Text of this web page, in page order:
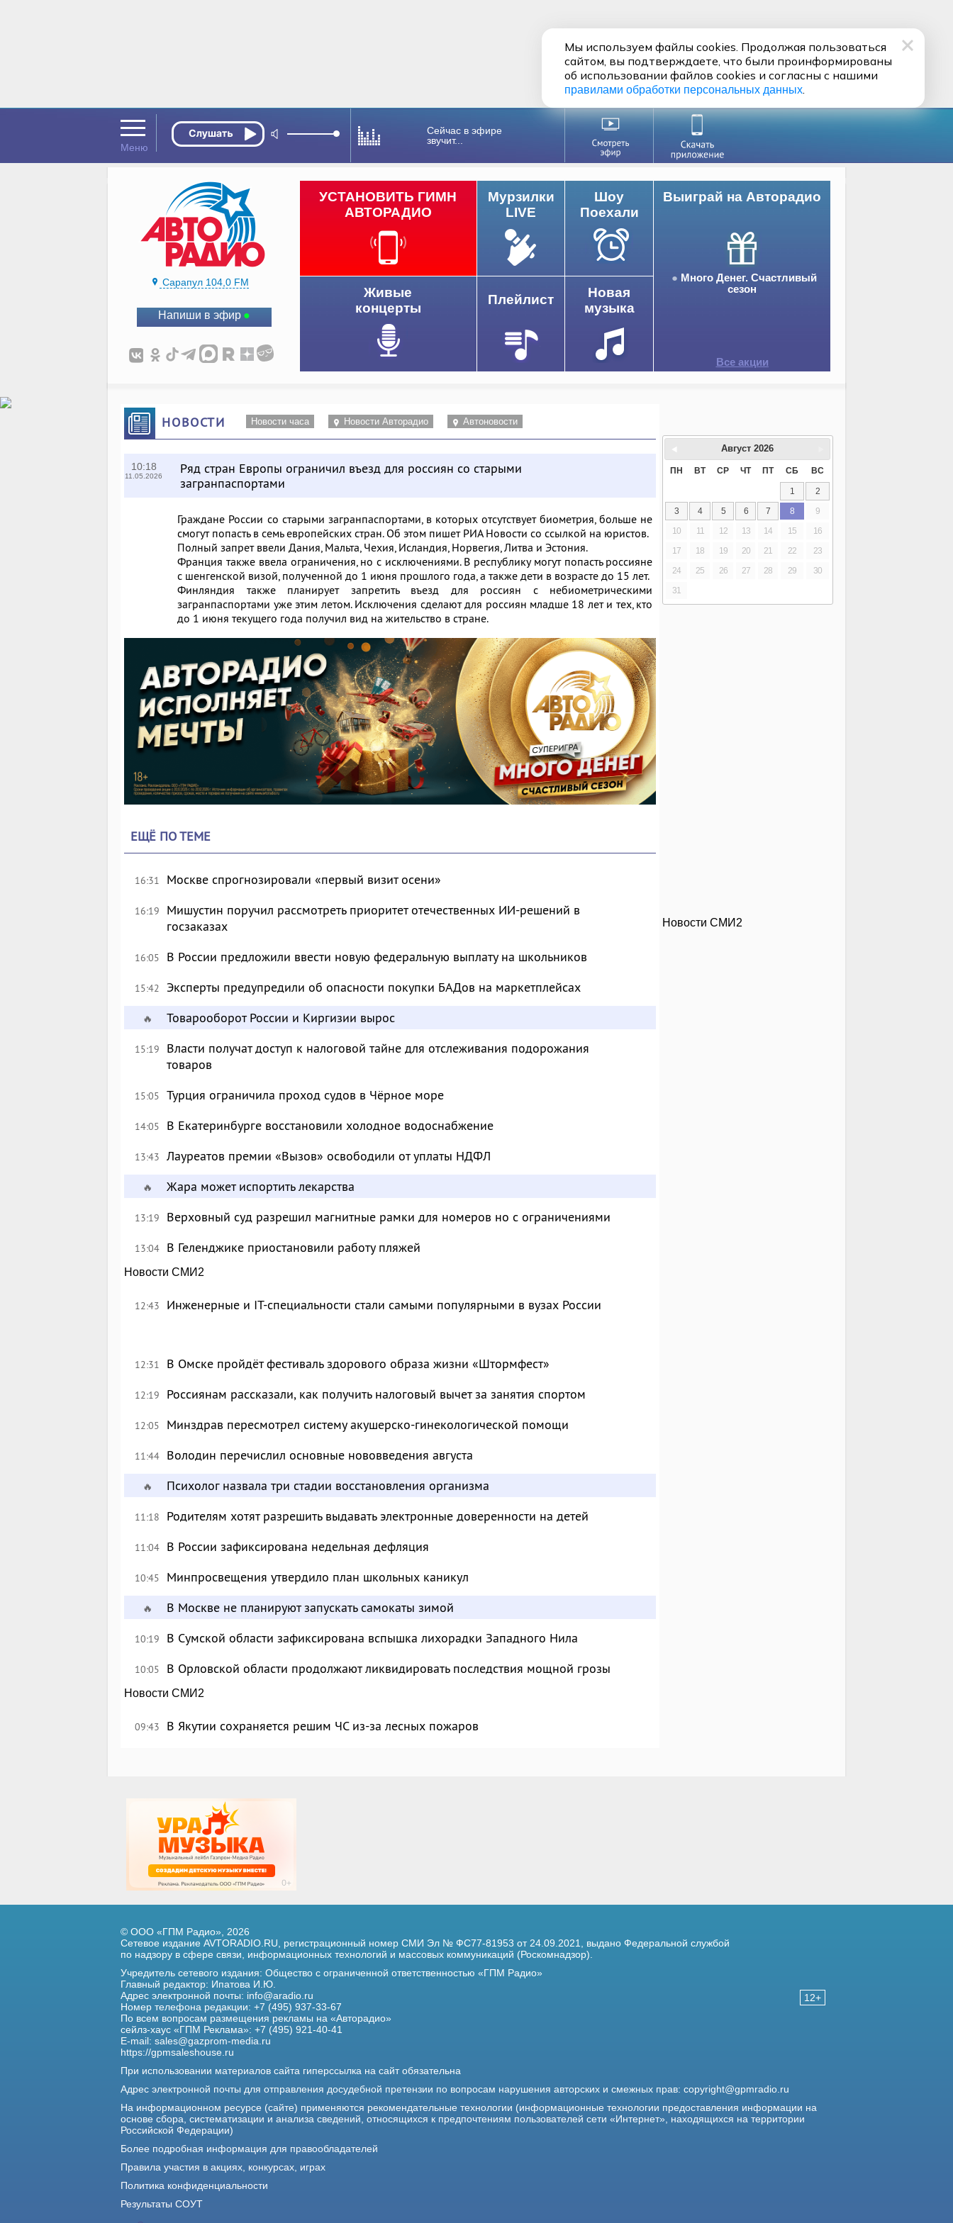
Сейчас в эфире
звучит...
Сарапул 104,0 FM
Напиши в эфир
Выиграй на Авторадио
Много Денег. Счастливый
сезон
Все акции
УСТАНОВИТЬ ГИМН
АВТОРАДИО
Мурзилки
LIVE
Шоу
Поехали
Живые
концерты
Плейлист
Новая
музыка
НОВОСТИ Новости часа Новости Авторадио Автоновости
10:18
11.05.2026
Ряд стран Европы ограничил въезд для россиян со старыми
загранпаспортами
Граждане России со старыми загранпаспортами, в которых отсутствует биометрия, больше не
смогут попасть в семь европейских стран. Об этом пишет РИА Новости со ссылкой на юристов.
Полный запрет ввели Дания, Мальта, Чехия, Исландия, Норвегия, Литва и Эстония.
Франция также ввела ограничения, но с исключениями. В республику могут попасть россияне
с шенгенской визой, полученной до 1 июня прошлого года, а также дети в возрасте до 15 лет.
Финляндия также планирует запретить въезд для россиян с небиометрическими
загранпаспортами уже этим летом. Исключения сделают для россиян младше 18 лет и тех, кто
до 1 июня текущего года получил вид на жительство в стране.
ЕЩЁ ПО ТЕМЕ
16:31 Москве спрогнозировали «первый визит осени»
16:19
Мишустин поручил рассмотреть приоритет отечественных ИИ-решений в
госзаказах
16:05 В России предложили ввести новую федеральную выплату на школьников
15:42 Эксперты предупредили об опасности покупки БАДов на маркетплейсах
🔥 Товарооборот России и Киргизии вырос
15:19
Власти получат доступ к налоговой тайне для отслеживания подорожания
товаров
15:05 Турция ограничила проход судов в Чёрное море
14:05 В Екатеринбурге восстановили холодное водоснабжение
13:43 Лауреатов премии «Вызов» освободили от уплаты НДФЛ
🔥 Жара может испортить лекарства
13:19 Верховный суд разрешил магнитные рамки для номеров но с ограничениями
13:04 В Геленджике приостановили работу пляжей
Новости СМИ2
12:43 Инженерные и IT-специальности стали самыми популярными в вузах России
12:31 В Омске пройдёт фестиваль здорового образа жизни «Штормфест»
12:19 Россиянам рассказали, как получить налоговый вычет за занятия спортом
12:05 Минздрав пересмотрел систему акушерско-гинекологической помощи
11:44 Володин перечислил основные нововведения августа
🔥 Психолог назвала три стадии восстановления организма
11:18 Родителям хотят разрешить выдавать электронные доверенности на детей
11:04 В России зафиксирована недельная дефляция
10:45 Минпросвещения утвердило план школьных каникул
🔥 В Москве не планируют запускать самокаты зимой
10:19 В Сумской области зафиксирована вспышка лихорадки Западного Нила
10:05 В Орловской области продолжают ликвидировать последствия мощной грозы
Новости СМИ2
09:43 В Якутии сохраняется решим ЧС из-за лесных пожаров
Август 2026
ПН ВТ СР ЧТ ПТ СБ ВС
1
2
3
4 5 6 7 8
9
10
11 12 13 14 15
16
17
18 19 20 21 22
23
24
25 26 27 28 29
30
31
Новости СМИ2
12+
© ООО «ГПМ Радио», 2026
Сетевое издание AVTORADIO.RU, регистрационный номер СМИ Эл № ФС77-81953 от 24.09.2021, выдано Федеральной службой
по надзору в сфере связи, информационных технологий и массовых коммуникаций (Роскомнадзор).
Учредитель сетевого издания: Общество с ограниченной ответственностью «ГПМ Радио»
Главный редактор: Ипатова И.Ю.
Адрес электронной почты: info@aradio.ru
Номер телефона редакции: +7 (495) 937-33-67
По всем вопросам размещения рекламы на «Авторадио»
сейлз-хаус «ГПМ Реклама»: +7 (495) 921-40-41
E-mail: sales@gazprom-media.ru
https://gpmsaleshouse.ru
При использовании материалов сайта гиперссылка на сайт обязательна
Адрес электронной почты для отправления досудебной претензии по вопросам нарушения авторских и смежных прав: copyright@gpmradio.ru
На информационном ресурсе (сайте) применяются рекомендательные технологии (информационные технологии предоставления информации на
основе сбора, систематизации и анализа сведений, относящихся к предпочтениям пользователей сети «Интернет», находящихся на территории
Российской Федерации)
Более подробная информация для правообладателей
Правила участия в акциях, конкурсах, играх
Политика конфиденциальности
Результаты СОУТ
Мы используем файлы cookies. Продолжая пользоваться
сайтом, вы подтверждаете, что были проинформированы
об использовании файлов cookies и согласны с нашими
правилами обработки персональных данных.